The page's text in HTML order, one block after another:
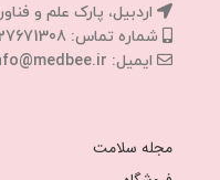
اردبیل، پارک علم و
شماره تماس: 09027671308
ایمیل: info@medbee.ir
مجله سلامت